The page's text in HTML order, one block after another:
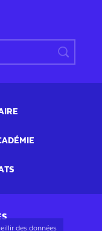
des données